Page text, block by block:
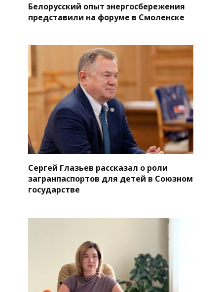
Белорусский опыт энергосбережения
представили на форуме в Смоленске
Сергей Глазьев рассказал о роли
загранпаспортов для детей в Союзном
государстве